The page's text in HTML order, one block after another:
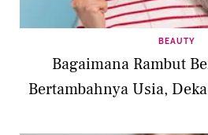
BEAUTY
Bagaimana Rambut
Bertambahnya Usia,